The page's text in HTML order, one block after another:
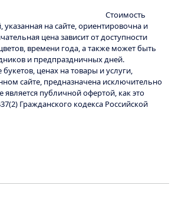
Стоимость
на сайте, ориентировочна и
цена зависит от доступности
времени года, а также может быть
и предпраздничных дней.
ценах на товары и услуги,
сайте, предназначена исключительно
публичной офертой, как это
Гражданского кодекса Российской